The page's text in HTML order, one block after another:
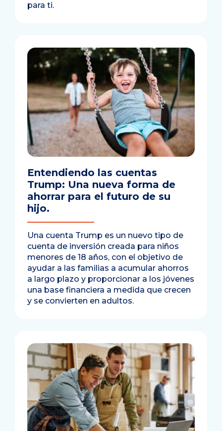
para ti.
Entendiendo las cuentas
Trump: Una nueva forma de
ahorrar para el futuro de su
hijo.
Una cuenta Trump es un nuevo tipo de
cuenta de inversión creada para niños
menores de 18 años, con el objetivo de
ayudar a las familias a acumular ahorros
a largo plazo y proporcionar a los jóvenes
una base financiera a medida que crecen
y se convierten en adultos.